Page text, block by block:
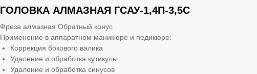
ГОЛОВКА АЛМАЗНАЯ ГСАУ-1,4П-3,5С
Фреза алмазная Обратный конус
Применение в аппаратном маникюре и педикюре:
Коррекция бокового валика
Удаление и обработка кутикулы
Удаление и обработка синусов